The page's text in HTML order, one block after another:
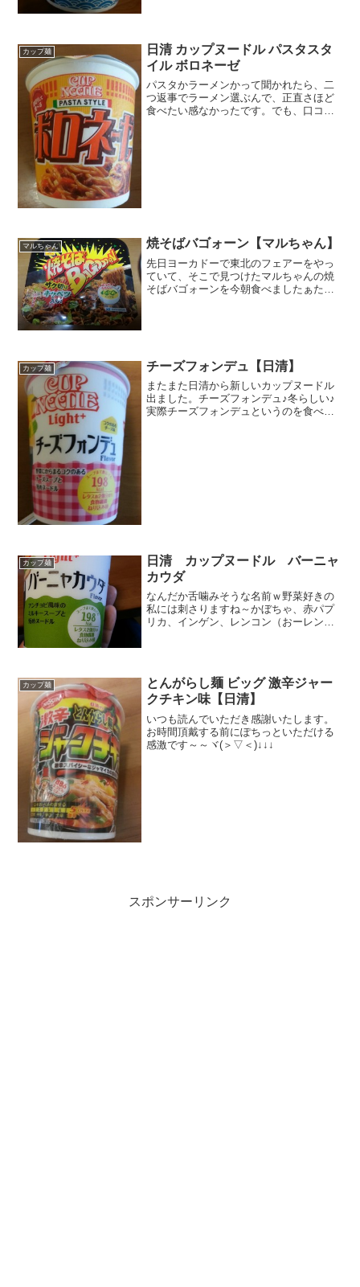
カップ麺
日清 カップヌードル パスタスタ
イル ボロネーゼ
パスタかラーメンかって聞かれたら、二
つ返事でラーメン選ぶんで、正直さほど
食べたい感なかったです。でも、口コミ
マルちゃん 焼そばバゴォーン【マルちゃん】
先日ヨーカドーで東北のフェアーをやっ
ていて、そこで見つけたマルちゃんの焼
そばバゴォーンを今朝食べましたぁたし
カップ麺 チーズフォンデュ【日清】
またまた日清から新しいカップヌードル
出ました。チーズフォンデュ♪冬らしい♪
実際チーズフォンデュというのを食べた
カップ麺
日清 カップヌードル バーニャ
カウダ
なんだか舌噛みそうな名前ｗ野菜好きの
私には刺さりますね～かぼちゃ、赤パプ
リカ、インゲン、レンコン（おーレンコ
は理解不能ですが、短い麺っ...
カップ麺
とんがらし麺 ビッグ 激辛ジャー
クチキン味【日清】
いつも読んでいただき感謝いたします。
お時間頂戴する前にぽちっといただける
感激です～～ヾ(＞▽＜)↓↓↓
スポンサーリンク